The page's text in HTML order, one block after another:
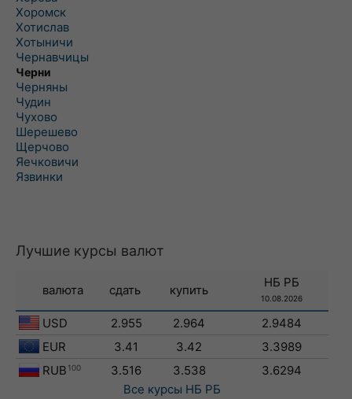
Хоромск
Хотислав
Хотыничи
Чернавчицы
Черни
Черняны
Чудин
Чухово
Шерешево
Щерчово
Яечковичи
Язвинки
Лучшие курсы валют
валюта сдать купить
НБ РБ
10.08.2026
USD 2.955 2.964
2.9484
EUR
3.41 3.42
3.3989
RUB 100 3.516 3.538
3.6294
Все курсы НБ РБ